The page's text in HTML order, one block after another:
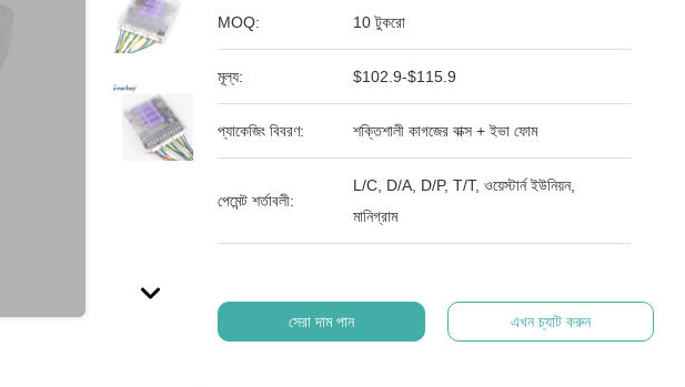
MOQ: 10 টুকরো
মূল্য: $102.9-$115.9
প্যাকেজিং বিবরণ: শক্তিশালী কাগজের বাক্স + ইভা ফোম
পেমেন্ট শর্তাবলী:
L/C, D/A, D/P, T/T, ওয়েস্টার্ন ইউনিয়ন,
মানিগ্রাম
সেরা দাম পান এখন চ্যাট করুন